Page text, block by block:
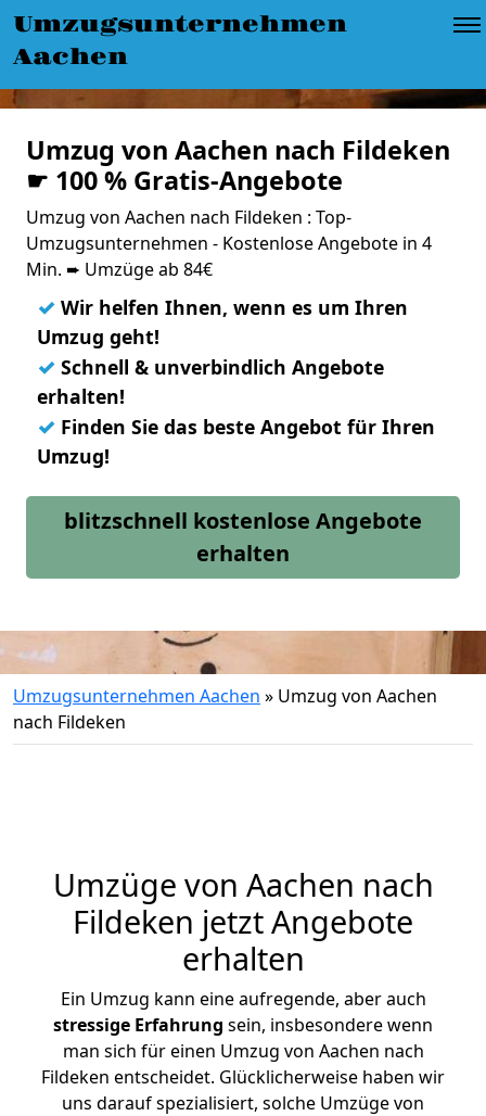
Umzugsunternehmen
Aachen
Umzug von Aachen nach Fildeken
☛ 100 % Gratis-Angebote
Umzug von Aachen nach Fildeken : Top-
Umzugsunternehmen - Kostenlose Angebote in 4
Min. ➨ Umzüge ab 84€
✓ Wir helfen Ihnen, wenn es um Ihren
Umzug geht!
✓ Schnell & unverbindlich Angebote
erhalten!
✓ Finden Sie das beste Angebot für Ihren
Umzug!
blitzschnell kostenlose Angebote
erhalten
Umzugsunternehmen Aachen » Umzug von Aachen
nach Fildeken
Umzüge von Aachen nach
Fildeken jetzt Angebote
erhalten
Ein Umzug kann eine aufregende, aber auch
stressige Erfahrung sein, insbesondere wenn
man sich für einen Umzug von Aachen nach
Fildeken entscheidet. Glücklicherweise haben wir
uns darauf spezialisiert, solche Umzüge von